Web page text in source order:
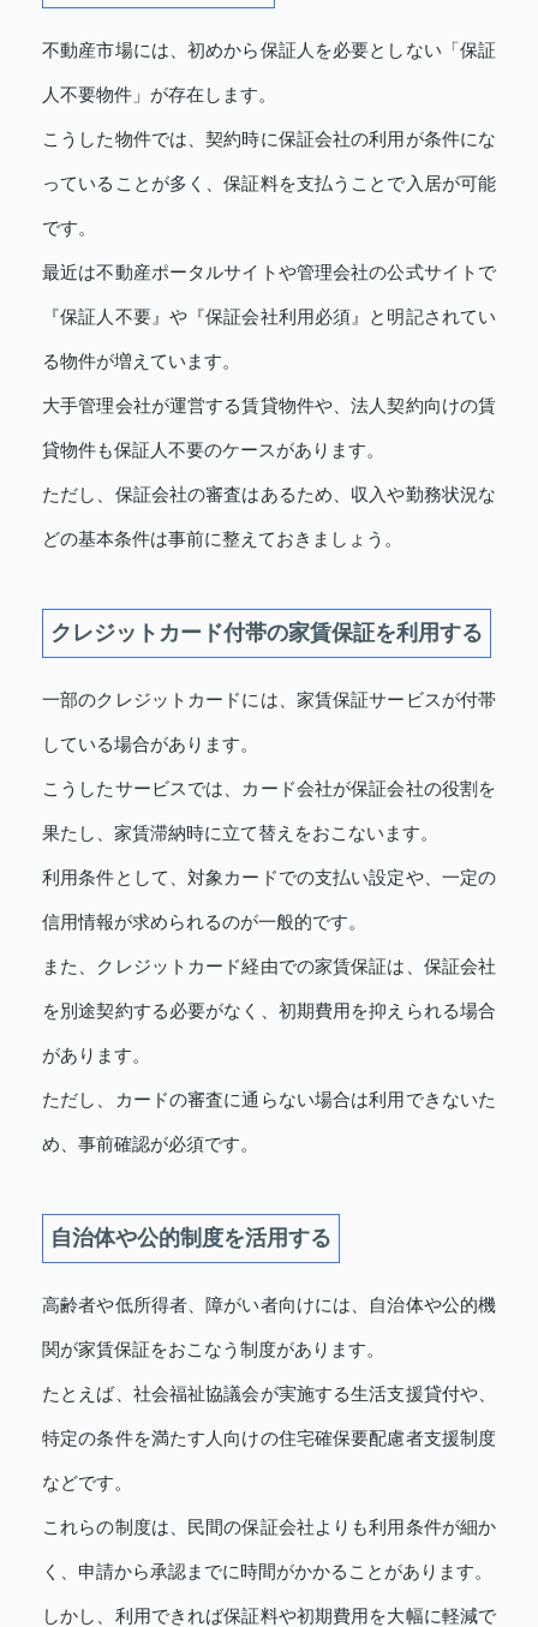
不動産市場には、初めから保証人を必要としない「保証
人不要物件」が存在します。
こうした物件では、契約時に保証会社の利用が条件にな
っていることが多く、保証料を支払うことで入居が可能
です。
最近は不動産ポータルサイトや管理会社の公式サイトで
『保証人不要』や『保証会社利用必須』と明記されてい
る物件が増えています。
大手管理会社が運営する賃貸物件や、法人契約向けの賃
貸物件も保証人不要のケースがあります。
ただし、保証会社の審査はあるため、収入や勤務状況な
どの基本条件は事前に整えておきましょう。
クレジットカード付帯の家賃保証を利用する
一部のクレジットカードには、家賃保証サービスが付帯
している場合があります。
こうしたサービスでは、カード会社が保証会社の役割を
果たし、家賃滞納時に立て替えをおこないます。
利用条件として、対象カードでの支払い設定や、一定の
信用情報が求められるのが一般的です。
また、クレジットカード経由での家賃保証は、保証会社
を別途契約する必要がなく、初期費用を抑えられる場合
があります。
ただし、カードの審査に通らない場合は利用できないた
め、事前確認が必須です。
自治体や公的制度を活用する
高齢者や低所得者、障がい者向けには、自治体や公的機
関が家賃保証をおこなう制度があります。
たとえば、社会福祉協議会が実施する生活支援貸付や、
特定の条件を満たす人向けの住宅確保要配慮者支援制度
などです。
これらの制度は、民間の保証会社よりも利用条件が細か
く、申請から承認までに時間がかかることがあります。
しかし、利用できれば保証料や初期費用を大幅に軽減で